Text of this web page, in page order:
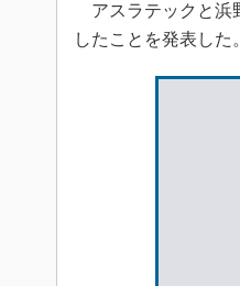
アスラテックと浜
したことを発表した。